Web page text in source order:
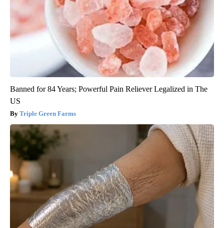
Banned for 84 Years; Powerful Pain Reliever Legalized in The
US
Triple Green Farms